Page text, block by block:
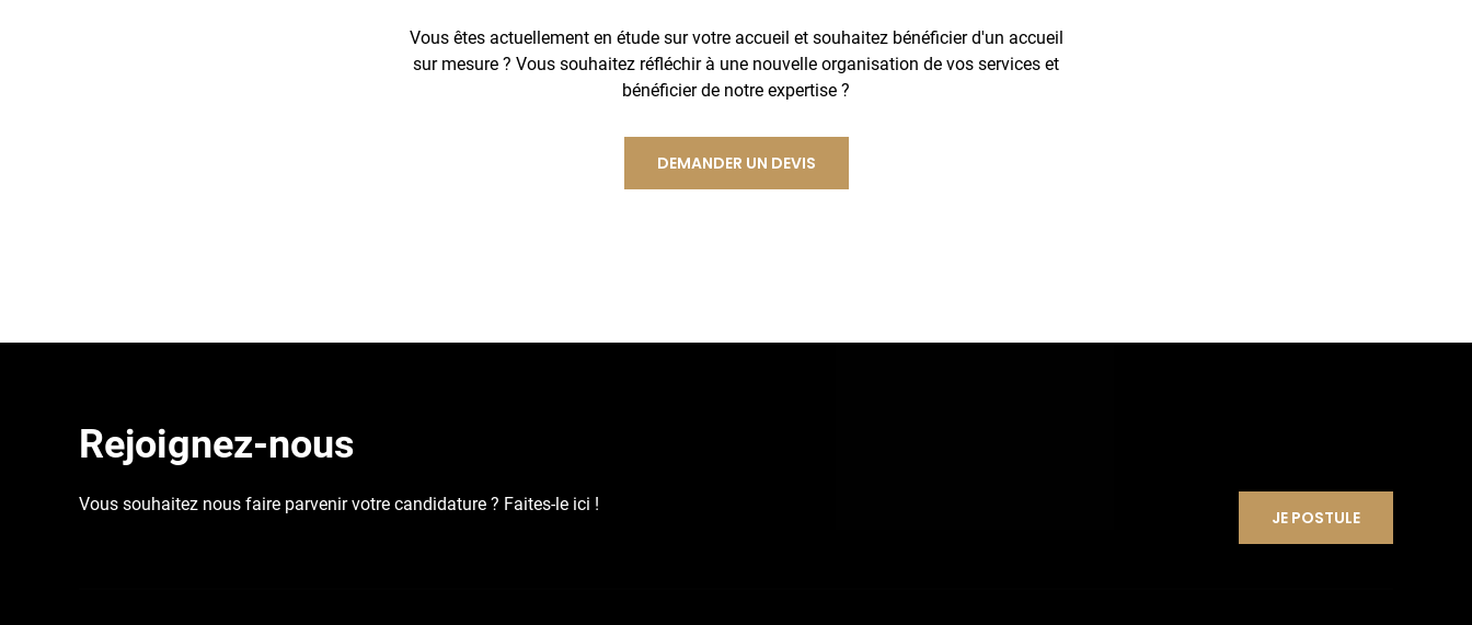
Vous êtes actuellement en étude sur votre accueil et souhaitez bénéficier d'un accueil
sur mesure ? Vous souhaitez réfléchir à une nouvelle organisation de vos services et
bénéficier de notre expertise ?
DEMANDER UN DEVIS
Rejoignez-nous
Vous souhaitez nous faire parvenir votre candidature ? Faites-le ici !
JE POSTULE